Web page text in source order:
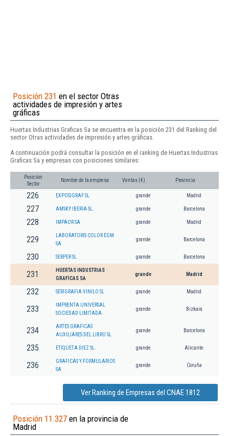
Posición 231 en el sector Otras
actividades de impresión y artes
gráficas
Huertas Industrias Graficas Sa se encuentra en la posición 231 del Ranking del
sector Otras actividades de impresión y artes gráficas.
A continuación podrá consultar la posición en el ranking de Huertas Industrias
Graficas Sa y empresas con posiciones similares:
Posición
Sector
Nombre de la empresa Ventas (€) Provincia
226 EXPOSIGRAF SL grande Madrid
227 AMSKY IBERIA SL. grande Barcelona
228 IMPAOR SA grande Madrid
229
LABORATORIS COLOR EGM
SA
grande Barcelona
230 SERPER SL grande Barcelona
231
HUERTAS INDUSTRIAS
GRAFICAS SA
grande Madrid
232 SERIGRAFIA VINILO SL grande Madrid
233
IMPRENTA UNIVERSAL
SOCIEDAD LIMITADA
grande Bizkaia
234
ARTES GRAFICAS
AUXILIARES DEL LIBRO SL
grande Barcelona
235 ETIQUETA DIEZ SL. grande Alicante
236
GRAFICAS Y FORMULARIOS
SA
grande Coruña
Ver Ranking de Empresas del CNAE 1812
Posición 11.327 en la provincia de
Madrid